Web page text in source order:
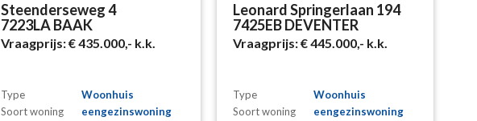
Steenderseweg 4
7223LA BAAK
Vraagprijs:€ 435.000,- k.k.
Type
Woonhuis
Soort woning
eengezinswoning
Leonard Springerlaan 194
7425EB DEVENTER
Vraagprijs:€ 445.000,- k.k.
Type
Woonhuis
Soort woning
eengezinswoning